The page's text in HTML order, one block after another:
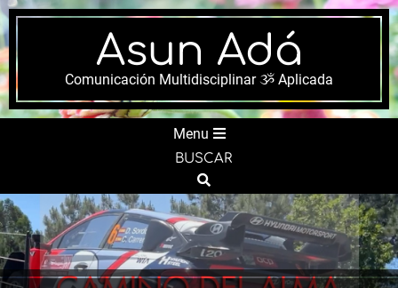
Skip
to
content
Asun Adá
Comunicación Multidisciplinar ૐ Aplicada
Menu
BUSCAR
Search